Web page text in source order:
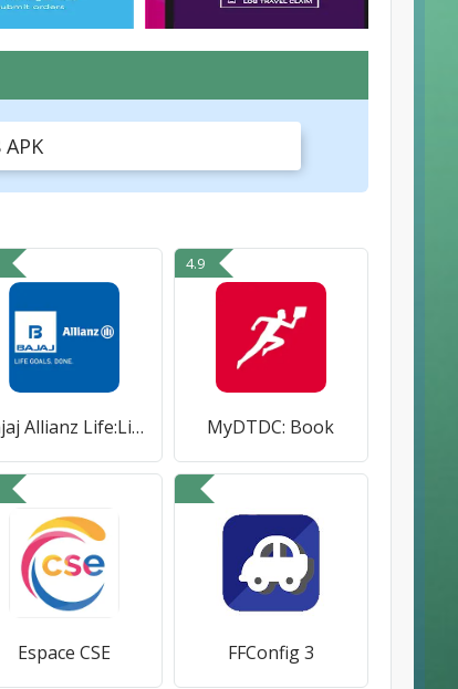
Bajaj Allianz Life:Life Assist
4.9
MyDTDC: Book
Espace CSE FFConfig 3